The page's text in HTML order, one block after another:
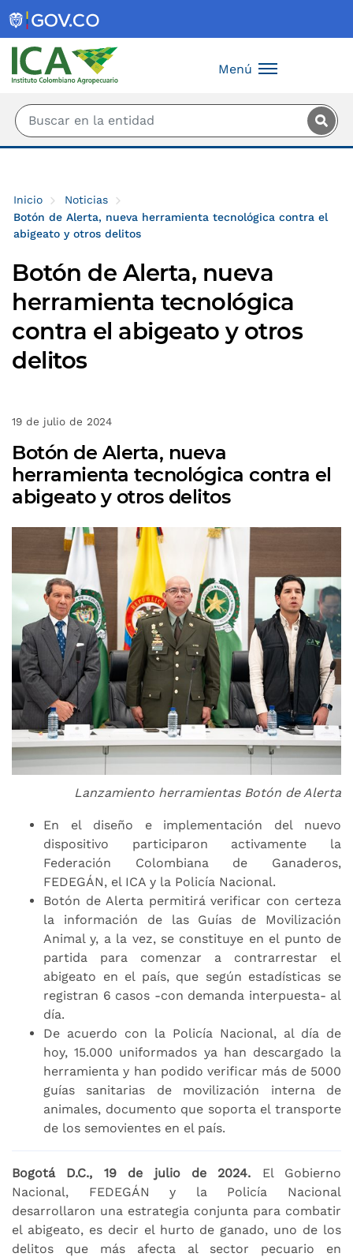
Menú
Inicio
Noticias
Botón de Alerta, nueva herramienta tecnológica contra el
abigeato y otros delitos
Botón de Alerta, nueva
herramienta tecnológica
contra el abigeato y otros
delitos
19 de julio de 2024
Botón de Alerta, nueva
herramienta tecnológica contra el
abigeato y otros delitos
Lanzamiento herramientas Botón de Alerta
En el diseño e implementación del nuevo
dispositivo participaron activamente la
Federación Colombiana de Ganaderos,
FEDEGÁN, el ICA y la Policía Nacional.
Botón de Alerta permitirá verificar con certeza
la información de las Guías de Movilización
Animal y, a la vez, se constituye en el punto de
partida para comenzar a contrarrestar el
abigeato en el país, que según estadísticas se
registran 6 casos -con demanda interpuesta- al
día.
De acuerdo con la Policía Nacional, al día de
hoy, 15.000 uniformados ya han descargado la
herramienta y han podido verificar más de 5000
guías sanitarias de movilización interna de
animales, documento que soporta el transporte
de los semovientes en el país.
Bogotá D.C., 19 de julio de 2024. El Gobierno
Nacional, FEDEGÁN y la Policía Nacional
desarrollaron una estrategia conjunta para combatir
el abigeato, es decir el hurto de ganado, uno de los
delitos que más afecta al sector pecuario en